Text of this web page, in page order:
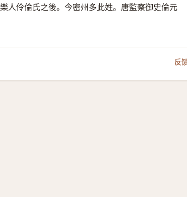
人伶倫氏之後。今密州多此姓。唐監察御史倫元
反